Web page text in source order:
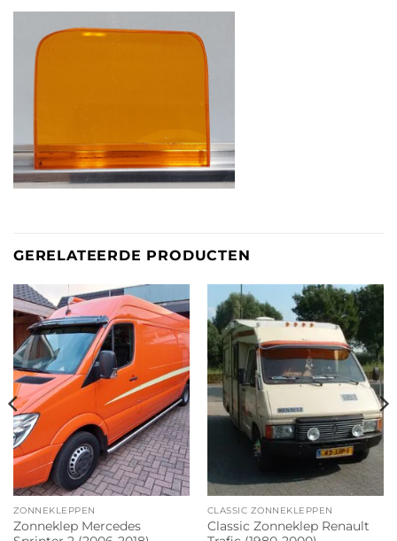
GERELATEERDE PRODUCTEN
ZONNEKLEPPEN
Zonneklep Mercedes
CLASSIC ZONNEKLEPPEN
Classic Zonneklep Renault